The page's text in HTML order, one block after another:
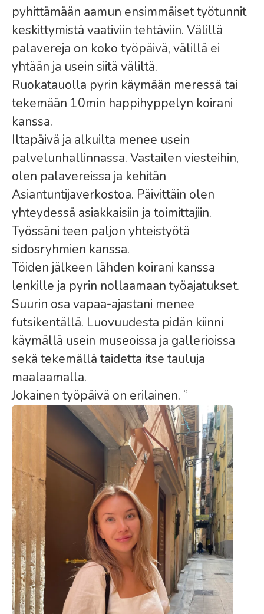
pyhittämään aamun ensimmäiset työtunnit
keskittymistä vaativiin tehtäviin. Välillä
palavereja on koko työpäivä, välillä ei
yhtään ja usein siitä väliltä.
Ruokatauolla pyrin käymään meressä tai
tekemään 10min happihyppelyn koirani
kanssa.
Iltapäivä ja alkuilta menee usein
palvelunhallinnassa. Vastailen viesteihin,
olen palavereissa ja kehitän
Asiantuntijaverkostoa. Päivittäin olen
yhteydessä asiakkaisiin ja toimittajiin.
Työssäni teen paljon yhteistyötä
sidosryhmien kanssa.
Töiden jälkeen lähden koirani kanssa
lenkille ja pyrin nollaamaan työajatukset.
Suurin osa vapaa-ajastani menee
futsikentällä. Luovuudesta pidän kiinni
käymällä usein museoissa ja gallerioissa
sekä tekemällä taidetta itse tauluja
maalaamalla.
Jokainen työpäivä on erilainen. ”